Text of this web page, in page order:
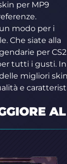
per MP9
modo per i
Che siate alla
per
tutti i gusti. In
migliori
e
AL